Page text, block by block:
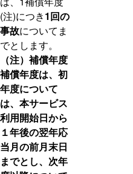
(注)につき1回の
事故についてま
でとします。
（注）補償年度
補償年度は、初
年度について
は、本サービス
利用開始日から
１年後の翌年応
当月の前月末日
までとし、次年